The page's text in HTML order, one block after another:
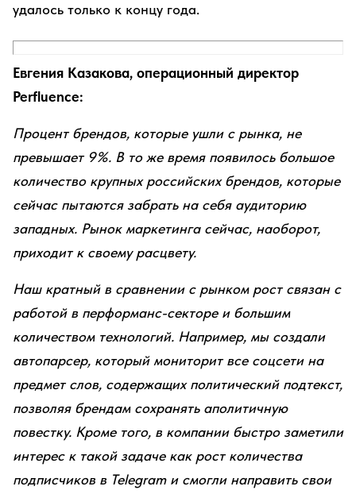
удалось только к концу года.
Евгения Казакова, операционный директор
Perfluence:
Процент брендов, которые ушли с рынка, не
превышает 9%. В то же время появилось большое
количество крупных российских брендов, которые
сейчас пытаются забрать на себя аудиторию
западных. Рынок маркетинга сейчас, наоборот,
приходит к своему расцвету.
Наш кратный в сравнении с рынком рост связан с
работой в перформанс-секторе и большим
количеством технологий. Например, мы создали
автопарсер, который мониторит все соцсети на
предмет слов, содержащих политический подтекст,
позволяя брендам сохранять аполитичную
повестку. Кроме того, в компании быстро заметили
интерес к такой задаче как рост количества
подписчиков в Telegram и смогли направить свои